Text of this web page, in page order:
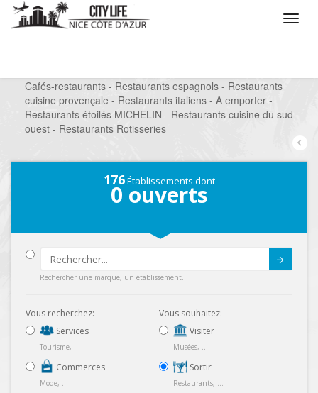
Cafés-restaurants - Restaurants espagnols - Restaurants
cuisine provençale - Restaurants italiens - A emporter -
Restaurants étoilés MICHELIN - Restaurants cuisine du sud-
ouest - Restaurants Rotisseries
176Établissements dont
0 ouverts
Rechercher une marque, un établissement...
Vous recherchez:
Services
Tourisme, ...
Commerces
Mode, ...
Vous souhaitez:
Visiter
Musées, ...
Sortir
Restaurants, ...